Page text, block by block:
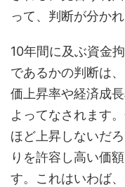
って、判断が分かれ
10年間に及ぶ資金
であるかの判断は
価上昇率や経済成
よってなされます
ほど上昇しないだ
りを許容し高い価
す。これはいわば